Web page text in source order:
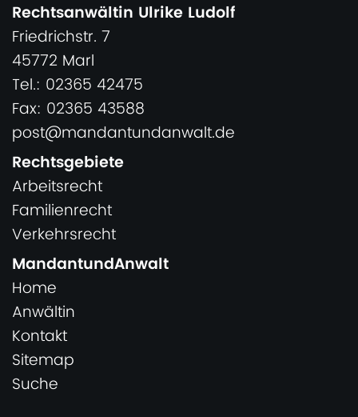
Rechtsanwältin Ulrike Ludolf
Friedrichstr. 7
45772 Marl
Tel.: 02365 42475
Fax: 02365 43588
post@mandantundanwalt.de
Rechtsgebiete
Arbeitsrecht
Familienrecht
Verkehrsrecht
MandantundAnwalt
Home
Anwältin
Kontakt
Sitemap
Suche